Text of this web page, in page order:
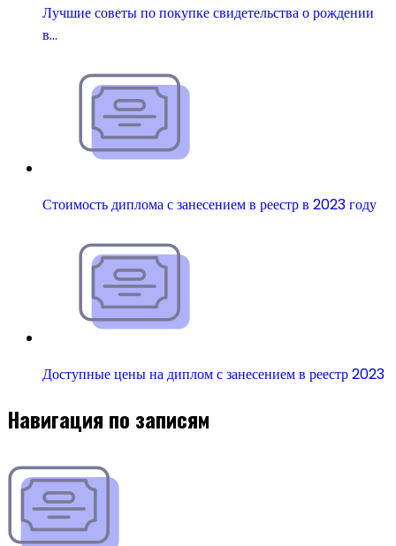
Лучшие советы по покупке свидетельства о рождении
в…
Стоимость диплома с занесением в реестр в 2023 году
Доступные цены на диплом с занесением в реестр 2023
Навигация по записям